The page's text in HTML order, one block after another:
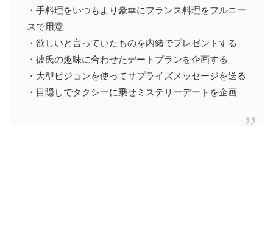
・手料理をいつもより豪華にフランス料理をフルコー
スで用意
・欲しいと言っていたものを内緒でプレゼントする
・彼氏の趣味に合わせたデートプランを企画する
・大型ビジョンを使ってサプライズメッセージを送る
・目隠しでタクシーに乗せミステリーデートを企画